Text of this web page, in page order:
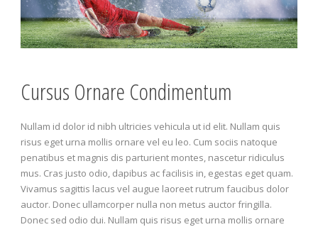
Cursus Ornare Condimentum
Nullam id dolor id nibh ultricies vehicula ut id elit. Nullam quis
risus eget urna mollis ornare vel eu leo. Cum sociis natoque
penatibus et magnis dis parturient montes, nascetur ridiculus
mus. Cras justo odio, dapibus ac facilisis in, egestas eget quam.
Vivamus sagittis lacus vel augue laoreet rutrum faucibus dolor
auctor. Donec ullamcorper nulla non metus auctor fringilla.
Donec sed odio dui. Nullam quis risus eget urna mollis ornare